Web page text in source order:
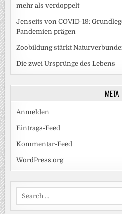
mehr als verdoppelt
Jenseits von COVID-19:
Pandemien prägen
Zoobildung stärkt
Die zwei Ursprünge des Lebens
META
Anmelden
Eintrags-Feed
Kommentar-Feed
WordPress.org